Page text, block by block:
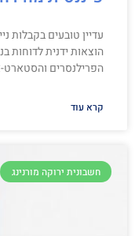
עדיין טובעים בקבלות
הוצאות ידנית לדוחות
הפרילנסרים
קרא עוד
חשבונית ירוקה מורנינג